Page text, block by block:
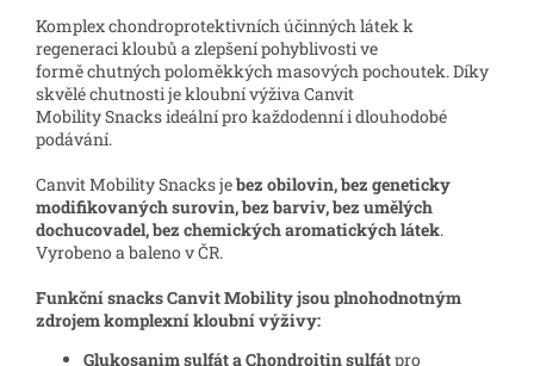
Komplex chondroprotektivních účinných látek k
regeneraci kloubů a zlepšení pohyblivosti ve
formě chutných poloměkkých masových pochoutek. Díky
skvělé chutnosti je kloubní výživa Canvit
Mobility Snacks ideální pro každodenní i dlouhodobé
podávání.
Canvit Mobility Snacks jebez obilovin, bez geneticky
modifikovaných surovin, bez barviv, bez umělých
dochucovadel, bez chemických aromatických látek.
Vyrobeno a baleno v ČR.
Funkční snacks Canvit Mobility jsou plnohodnotným
zdrojem komplexní kloubní výživy:
Glukosanim sulfát a Chondroitin sulfátpro